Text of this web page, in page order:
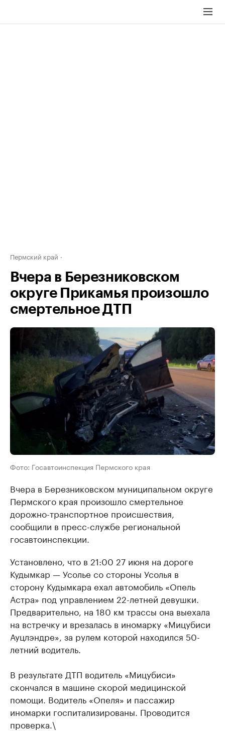
Пермский край
Вчера в Березниковском
округе Прикамья произошло
смертельное ДТП
Фото: Госавтоинспекция Пермского края
Вчера в Березниковском муниципальном округе
Пермского края произошло смертельное
дорожно-транспортное происшествия,
сообщили в пресс-службе региональной
госавтоинспекции.
Установлено, что в 21:00 27 июня на дороге
Кудымкар — Усолье со стороны Усолья в
сторону Кудымкара ехал автомобиль «Опель
Астра» под управлением 22-летней девушки.
Предварительно, на 180 км трассы она выехала
на встречку и врезалась в иномарку «Мицубиси
Ауцлэндре», за рулем которой находился 50-
летний водитель.
В результате ДТП водитель «Мицубиси»
скончался в машине скорой медицинской
помощи. Водитель «Опеля» и пассажир
иномарки госпитализированы. Проводится
проверка.\